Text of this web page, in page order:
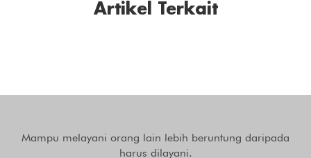
Artikel Terkait
Mampu melayani orang lain lebih beruntung daripada
harus dilayani.